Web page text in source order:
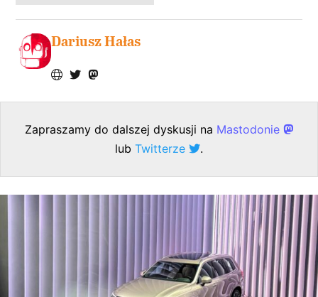
Dariusz Hałas
Zapraszamy do dalszej dyskusji na Mastodonie
lub Twitterze .